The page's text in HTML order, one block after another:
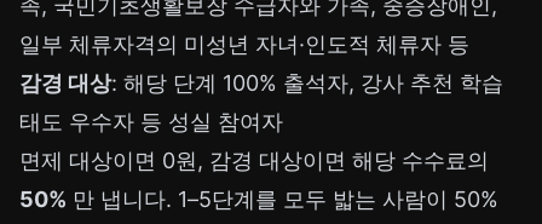
족, 국민기초생활보장 수급자와 가족, 중증장애인,
일부 체류자격의 미성년 자녀·인도적 체류자 등
감경 대상: 해당 단계 100% 출석자, 강사 추천 학습
태도 우수자 등 성실 참여자
면제 대상이면 0원, 감경 대상이면 해당 수수료의
50% 만 냅니다. 1–5단계를 모두 밟는 사람이 50%